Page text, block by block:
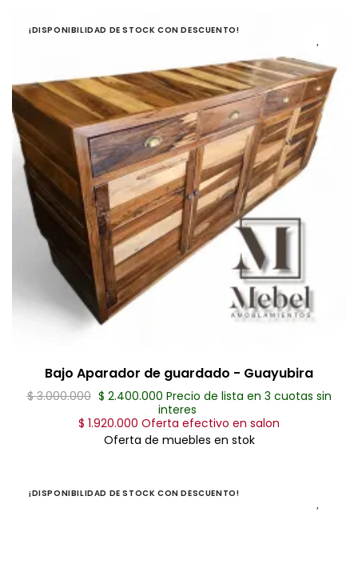
¡DISPONIBILIDAD DE STOCK CON DESCUENTO!
Bajo Aparador de guardado - Guayubira
$ 3.000.000 $ 2.400.000 Precio de lista en 3 cuotas sin
interes
$ 1.920.000 Oferta efectivo en salon
Oferta de muebles en stok
¡DISPONIBILIDAD DE STOCK CON DESCUENTO!